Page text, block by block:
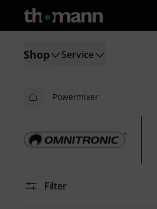
Shop Service
Powermixer
Filter